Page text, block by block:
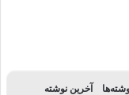
آخرین نوشته